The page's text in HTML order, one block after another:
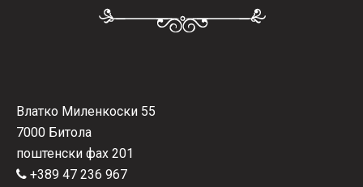
Влатко Миленкоски 55
7000 Битола
поштенски фах 201
+389 47 236 967